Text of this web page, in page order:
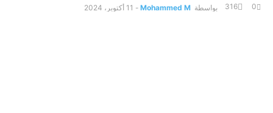
بواسطة Mohammed M
- 11 أكتوبر، 2024 0
316